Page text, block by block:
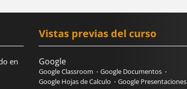
en
Vistas previas del curso
Google
Google Classroom
Google Documentos
Google Hojas de Calculo
Google Presentaciones